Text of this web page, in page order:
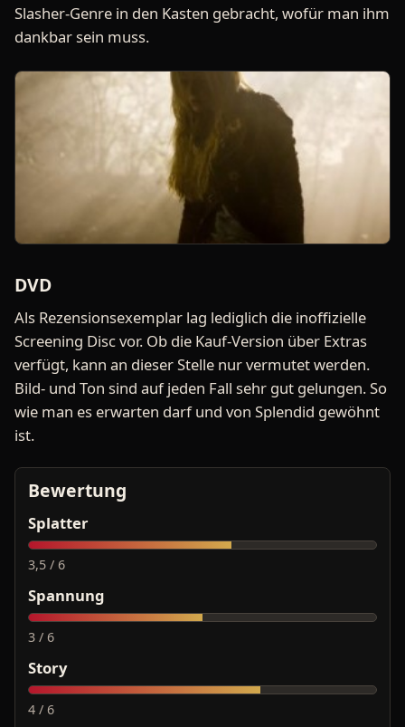
Slasher-Genre in den Kasten gebracht, wofür man ihm
dankbar sein muss.
DVD
Als Rezensionsexemplar lag lediglich die inoffizielle
Screening Disc vor. Ob die Kauf-Version über Extras
verfügt, kann an dieser Stelle nur vermutet werden.
Bild- und Ton sind auf jeden Fall sehr gut gelungen. So
wie man es erwarten darf und von Splendid gewöhnt
ist.
Bewertung
Splatter
3,5 / 6
Spannung
3 / 6
Story
4 / 6